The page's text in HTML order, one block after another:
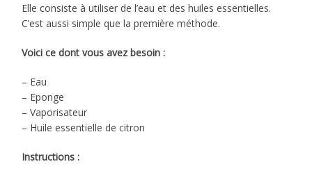
Elle consiste à utiliser de l’eau et des huiles essentielles.
C’est aussi simple que la première méthode.
Voici ce dont vous avez besoin :
– Eau
– Eponge
– Vaporisateur
– Huile essentielle de citron
Instructions :